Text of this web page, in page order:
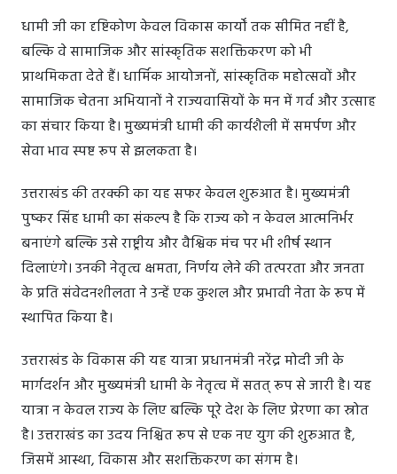
धामी जी का दृष्टिकोण केवल विकास कार्यों तक सीमित नहीं है,
बल्कि वे सामाजिक और सांस्कृतिक सशक्तिकरण को भी
प्राथमिकता देते हैं। धार्मिक आयोजनों, सांस्कृतिक महोत्सवों और
सामाजिक चेतना अभियानों ने राज्यवासियों के मन में गर्व और उत्साह
का संचार किया है। मुख्यमंत्री धामी की कार्यशैली में समर्पण और
सेवा भाव स्पष्ट रूप से झलकता है।
उत्तराखंड की तरक्की का यह सफर केवल शुरुआत है। मुख्यमंत्री
पुष्कर सिंह धामी का संकल्प है कि राज्य को न केवल आत्मनिर्भर
बनाएंगे बल्कि उसे राष्ट्रीय और वैश्विक मंच पर भी शीर्ष स्थान
दिलाएंगे। उनकी नेतृत्व क्षमता, निर्णय लेने की तत्परता और जनता
के प्रति संवेदनशीलता ने उन्हें एक कुशल और प्रभावी नेता के रूप में
स्थापित किया है।
उत्तराखंड के विकास की यह यात्रा प्रधानमंत्री नरेंद्र मोदी जी के
मार्गदर्शन और मुख्यमंत्री धामी के नेतृत्व में सतत् रूप से जारी है। यह
यात्रा न केवल राज्य के लिए बल्कि पूरे देश के लिए प्रेरणा का स्रोत
है। उत्तराखंड का उदय निश्चित रूप से एक नए युग की शुरुआत है,
जिसमें आस्था, विकास और सशक्तिकरण का संगम है।